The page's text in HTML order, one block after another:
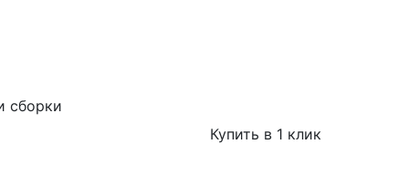
сборки
Купить в 1 клик